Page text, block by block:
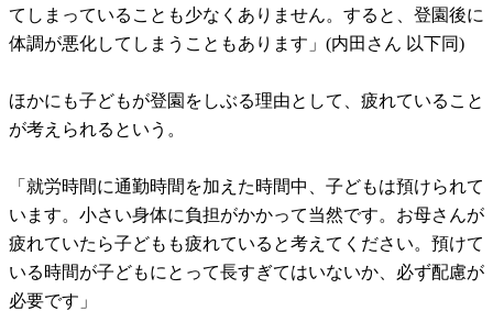
てしまっていることも少なくありません。すると、登園後に
体調が悪化してしまうこともあります」(内田さん 以下同)
ほかにも子どもが登園をしぶる理由として、疲れていること
が考えられるという。
「就労時間に通勤時間を加えた時間中、子どもは預けられて
います。小さい身体に負担がかかって当然です。お母さんが
疲れていたら子どもも疲れていると考えてください。預けて
いる時間が子どもにとって長すぎてはいないか、必ず配慮が
必要です」